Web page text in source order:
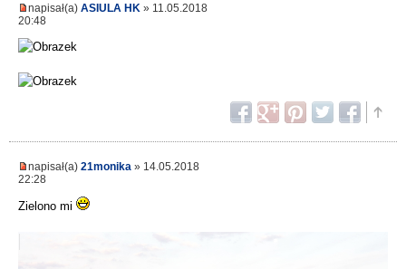
napisał(a) ASIULA HK » 11.05.2018
20:48
napisał(a) 21monika » 14.05.2018
22:28
Zielono mi